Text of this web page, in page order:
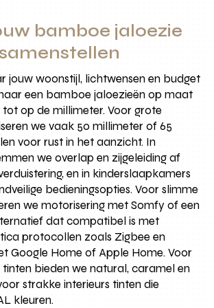
bamboe jaloezie
jouw woonstijl, lichtwensen en budget
een bamboe jaloezieën op maat
op de millimeter. Voor grote
we vaak 50 millimeter of 65
voor rust in het aanzicht. In
we overlap en zijgeleiding af
en in kinderslaapkamers
bedieningsopties. Voor slimme
we motorisering met Somfy of een
dat compatibel is met
protocollen zoals Zigbee en
Google Home of Apple Home. Voor
bieden we natural, caramel en
strakke interieurs tinten die
kleuren.